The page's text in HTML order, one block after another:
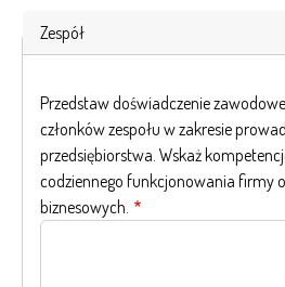
Zespół
Przedstaw doświadczenie
członków zespołu w zakresie
przedsiębiorstwa. Wskaż
codziennego funkcjonowania firmy
biznesowych.